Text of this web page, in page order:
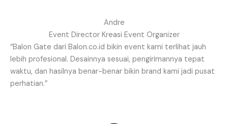
Andre
Event Director Kreasi Event Organizer
“Balon Gate dari Balon.co.id bikin event kami terlihat jauh
lebih profesional. Desainnya sesuai, pengirimannya tepat
waktu, dan hasilnya benar-benar bikin brand kami jadi pusat
perhatian.”